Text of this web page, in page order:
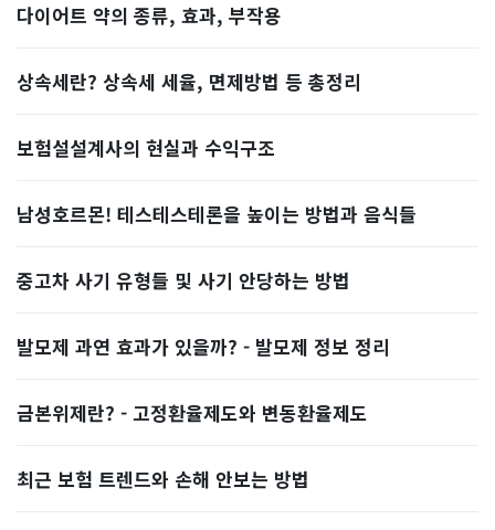
다이어트 약의 종류, 효과, 부작용
상속세란? 상속세 세율, 면제방법 등 총정리
보험설설계사의 현실과 수익구조
남성호르몬! 테스테스테론을 높이는 방법과 음식들
중고차 사기 유형들 및 사기 안당하는 방법
발모제 과연 효과가 있을까? - 발모제 정보 정리
금본위제란? - 고정환율제도와 변동환율제도
최근 보험 트렌드와 손해 안보는 방법